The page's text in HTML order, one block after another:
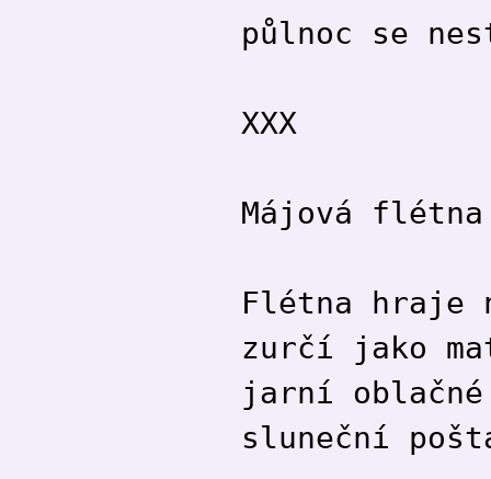
půlnoc se
XXX
Májová flétna
Flétna hraje
zurčí jako
jarní oblačné
sluneční